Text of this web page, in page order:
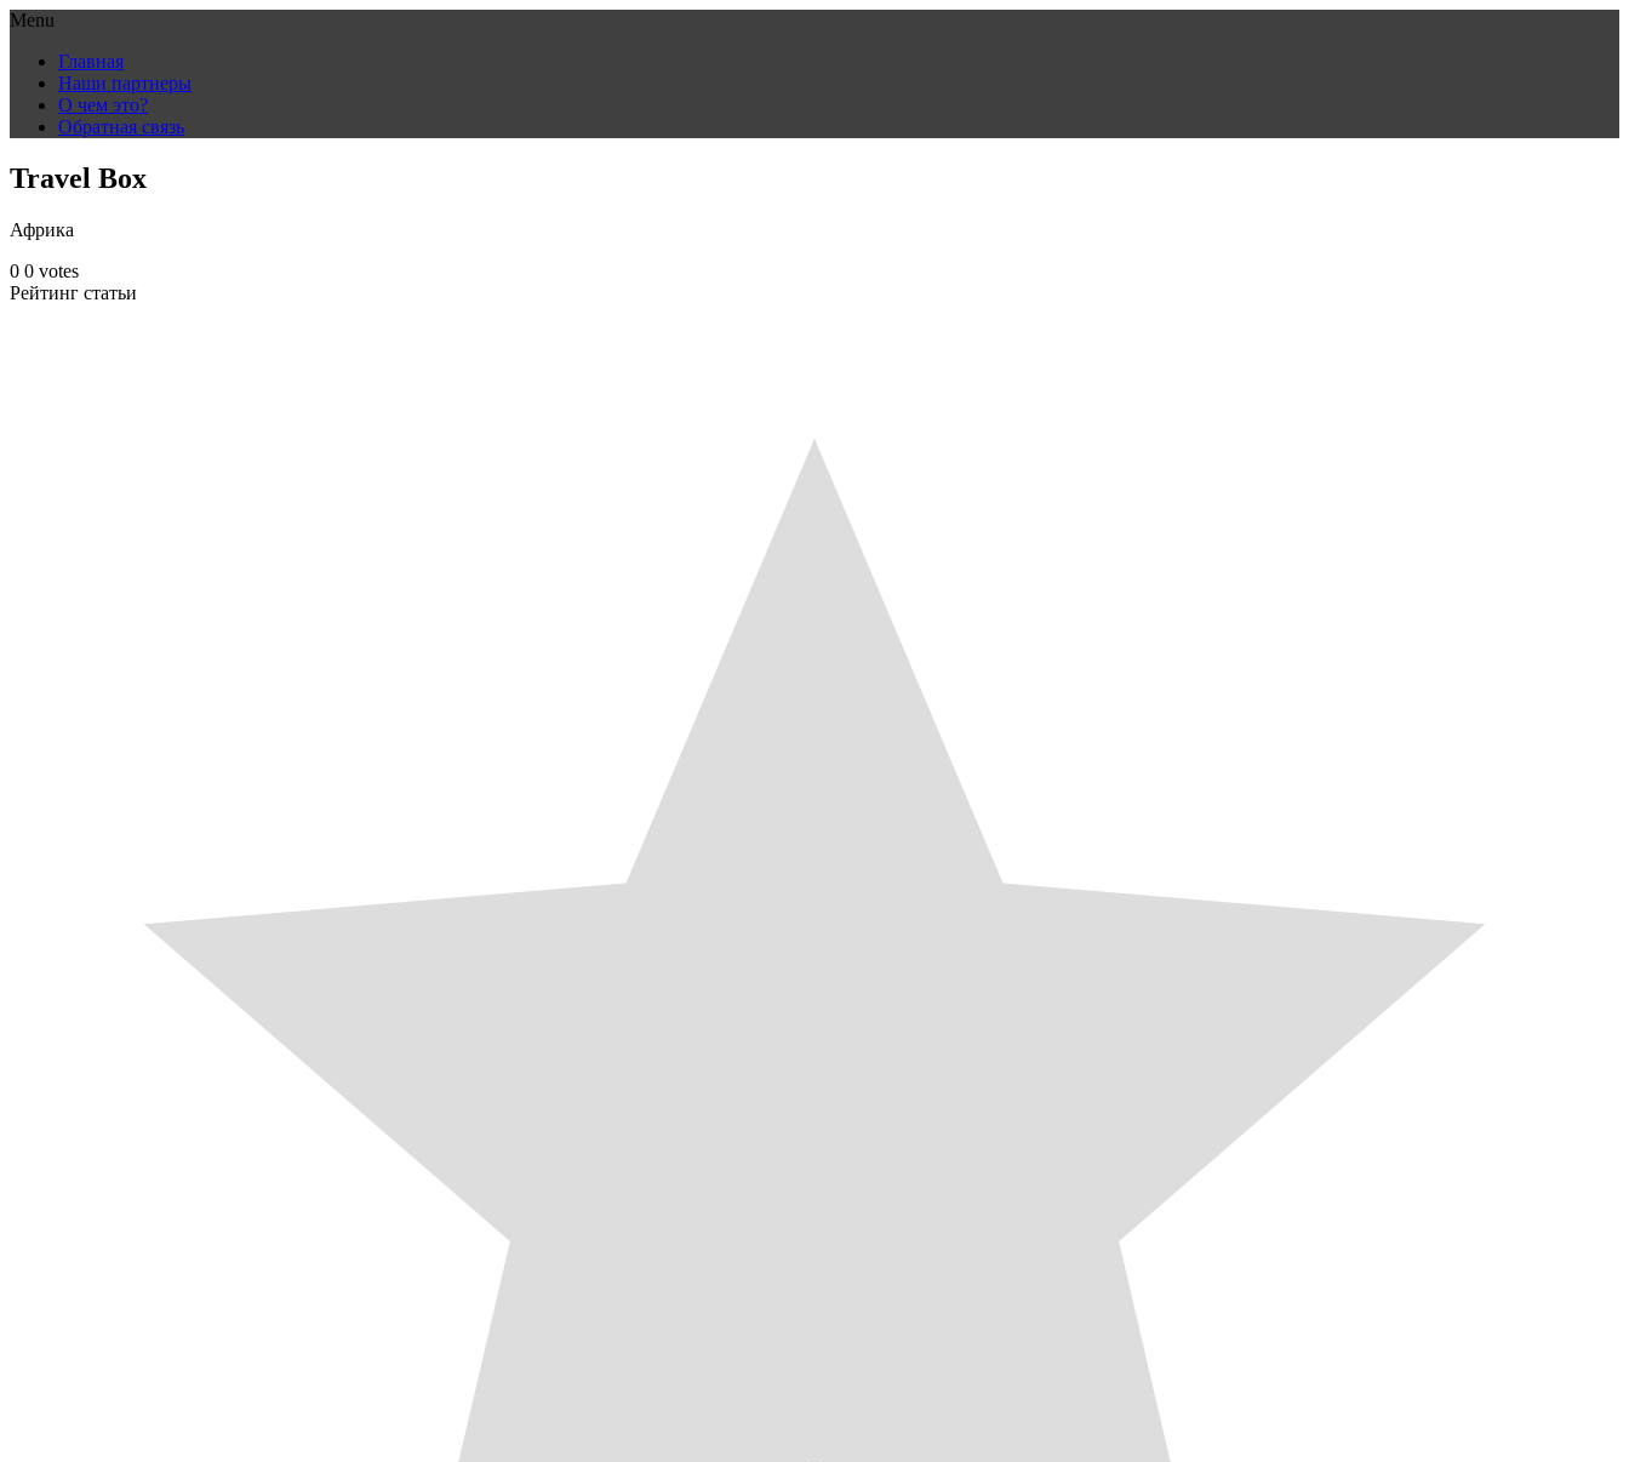
Menu
content
Главная
Наши партнеры
О чем это?
Обратная связь
Travel Box
Африка
0 0 votes
Рейтинг статьи